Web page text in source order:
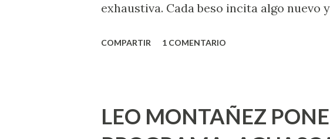
exhaustiva. Cada beso incita algo nuevo
que estés lista para lo que sea cuando
lo que deberías saber. Pero incluso
COMPARTIR 1 COMENTARIO
LEO MONTAÑEZ